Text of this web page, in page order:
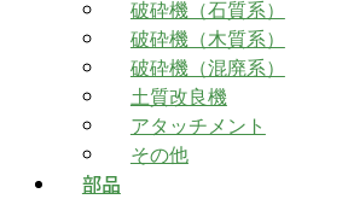
破砕機（石質系）
破砕機（木質系）
破砕機（混廃系）
土質改良機
アタッチメント
その他
部品